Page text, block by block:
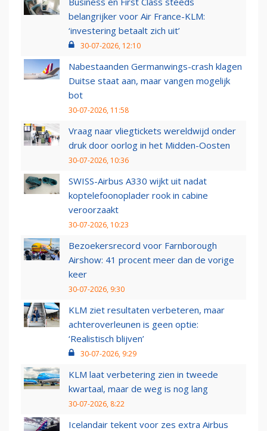
belangrijker voor Air France-KLM:
‘investering betaalt zich uit’
30-07-2026, 12:10
Nabestaanden Germanwings-crash klagen
Duitse staat aan, maar vangen mogelijk
bot
30-07-2026, 11:58
Vraag naar vliegtickets wereldwijd onder
druk door oorlog in het Midden-Oosten
30-07-2026, 10:36
SWISS-Airbus A330 wijkt uit nadat
koptelefoonoplader rook in cabine
veroorzaakt
30-07-2026, 10:23
Bezoekersrecord voor Farnborough
Airshow: 41 procent meer dan de vorige
keer
30-07-2026, 9:30
KLM ziet resultaten verbeteren, maar
achteroverleunen is geen optie:
‘Realistisch blijven’
30-07-2026, 9:29
KLM laat verbetering zien in tweede
kwartaal, maar de weg is nog lang
30-07-2026, 8:22
Icelandair tekent voor zes extra Airbus